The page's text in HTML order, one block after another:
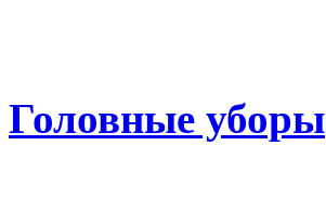
Головные уборы